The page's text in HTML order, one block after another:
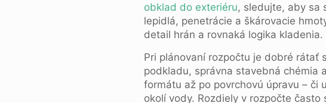
obklad do exteriéru, sledujte, aby sa
lepidlá, penetrácie a škárovacie
detail hrán a rovnaká logika kladenia.
Pri plánovaní rozpočtu je dobré rátať
podkladu, správna stavebná chémia
formátu až po povrchovú úpravu – či
okolí vody. Rozdiely v rozpočte